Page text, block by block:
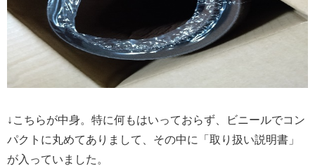
↓こちらが中身。特に何もはいっておらず、ビニールでコン
パクトに丸めてありまして、その中に「取り扱い説明書」
が入っていました。